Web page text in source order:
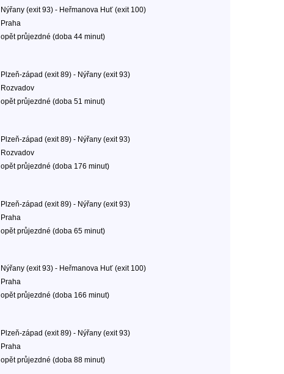
Nýřany (exit 93) - Heřmanova Huť (exit 100)
Praha
opět průjezdné (doba 44 minut)
Plzeň-západ (exit 89) - Nýřany (exit 93)
Rozvadov
opět průjezdné (doba 51 minut)
Plzeň-západ (exit 89) - Nýřany (exit 93)
Rozvadov
opět průjezdné (doba 176 minut)
Plzeň-západ (exit 89) - Nýřany (exit 93)
Praha
opět průjezdné (doba 65 minut)
Nýřany (exit 93) - Heřmanova Huť (exit 100)
Praha
opět průjezdné (doba 166 minut)
Plzeň-západ (exit 89) - Nýřany (exit 93)
Praha
opět průjezdné (doba 88 minut)